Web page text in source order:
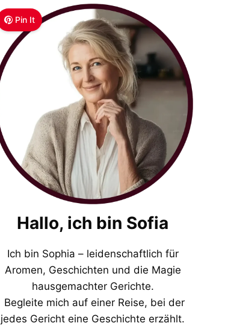
Pin It
Hallo, ich bin Sofia
Ich bin Sophia – leidenschaftlich für
Aromen, Geschichten und die Magie
hausgemachter Gerichte.
Begleite mich auf einer Reise, bei der
jedes Gericht eine Geschichte erzählt.